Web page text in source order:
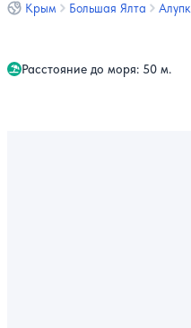
Крым Большая Ялта
Расстояние до моря: 50 м.